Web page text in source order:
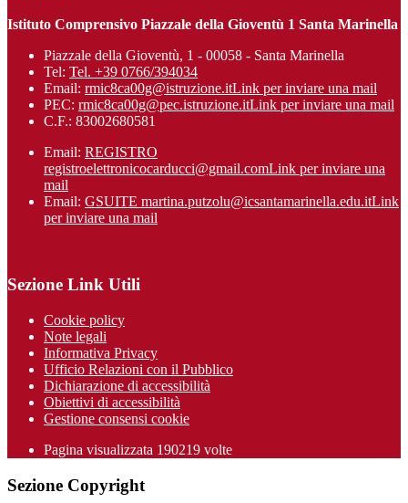
Istituto Comprensivo Piazzale della Gioventù 1 Santa Marinella
Piazzale della Gioventù, 1 - 00058 - Santa Marinella
Tel: Tel. +39 0766/394034
Email: rmic8ca00g@istruzione.itLink per inviare una mail
PEC: rmic8ca00g@pec.istruzione.itLink per inviare una mail
C.F.: 83002680581
Email: REGISTRO
registroelettronicocarducci@gmail.comLink per inviare una
mail
Email: GSUITE martina.putzolu@icsantamarinel​la.edu.itLink
per inviare una mail
Sezione Link Utili
Cookie policy
Note legali
Informativa Privacy
Ufficio Relazioni con il Pubblico
Dichiarazione di accessibilità
Obiettivi di accessibilità
Gestione consensi cookie
Pagina visualizzata 190219 volte
Sezione Copyright